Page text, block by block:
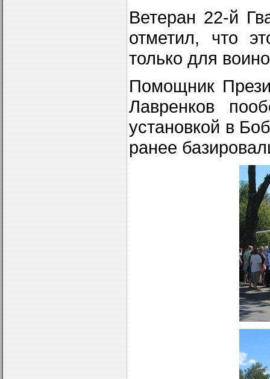
Ветеран 22-й
отметил, что
только для
Помощник
Лавренков
установкой в
ранее